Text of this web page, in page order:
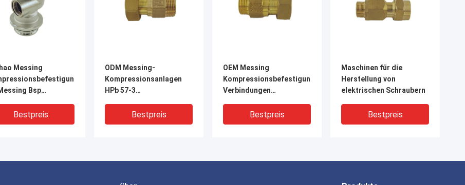
Messing
Bsp
Bestpreis
ODM Messing-
Kompressionsanlagen
HPb 57-3
Bestpreis
OEM Messing
Kompressionsbefestigungen
Verbindungen
Bestpreis
Maschinen für die
Herstellung von
elektrischen Schraubern
Bestpreis